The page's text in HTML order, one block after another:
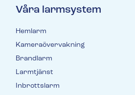
Våra larmsystem
Hemlarm
Kameraövervakning
Brandlarm
Larmtjänst
Inbrottslarm